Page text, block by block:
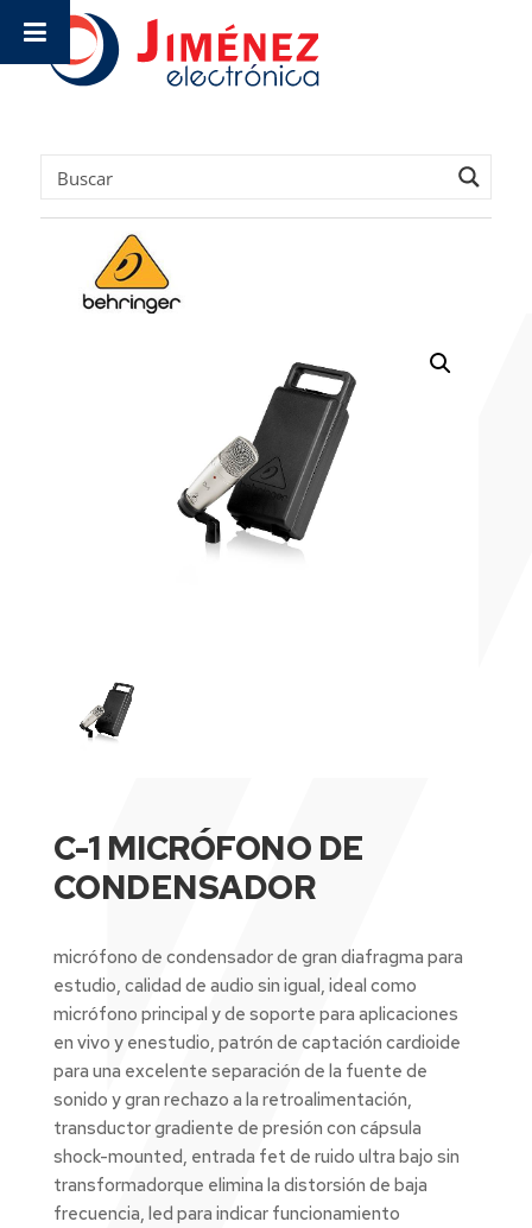
C-1 MICRÓFONO DE
CONDENSADOR
micrófono de condensador de gran diafragma para
estudio, calidad de audio sin igual, ideal como
micrófono principal y de soporte para aplicaciones
en vivo y enestudio, patrón de captación cardioide
para una excelente separación de la fuente de
sonido y gran rechazo a la retroalimentación,
transductor gradiente de presión con cápsula
shock-mounted, entrada fet de ruido ultra bajo sin
transformadorque elimina la distorsión de baja
frecuencia, led para indicar funcionamiento